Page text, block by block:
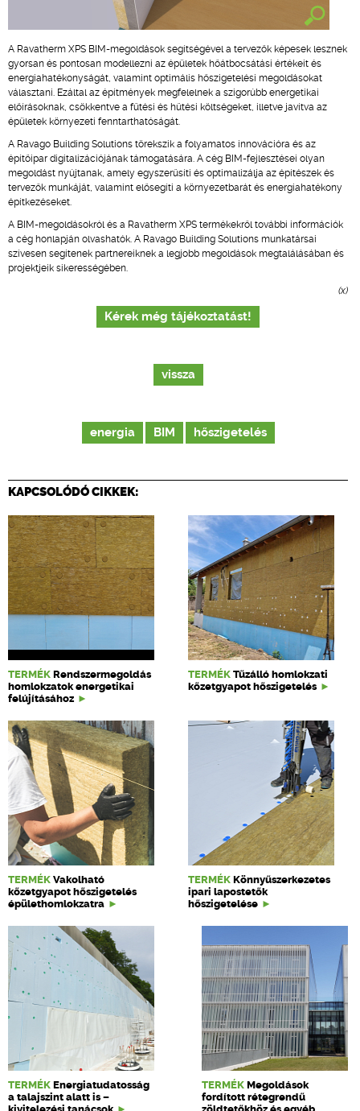
A Ravatherm XPS BIM-megoldások segítségével a tervezők képesek lesznek
gyorsan és pontosan modellezni az épületek hőátbocsátási értékeit és
energiahatékonyságát, valamint optimális hőszigetelési megoldásokat
választani. Ezáltal az építmények megfelelnek a szigorúbb energetikai
előírásoknak, csökkentve a fűtési és hűtési költségeket, illetve javítva az
épületek környezeti fenntarthatóságát.
A Ravago Building Solutions törekszik a folyamatos innovációra és az
építőipar digitalizációjának támogatására. A cég BIM-fejlesztései olyan
megoldást nyújtanak, amely egyszerűsíti és optimalizálja az építészek és
tervezők munkáját, valamint elősegíti a környezetbarát és energiahatékony
építkezéseket.
A BIM-megoldásokról és a Ravatherm XPS termékekről további információk
a cég honlapján olvashatók. A Ravago Building Solutions munkatársai
szívesen segítenek partnereiknek a legjobb megoldások megtalálásában és
projektjeik sikerességében.
(x)
Kérek még tájékoztatást!
vissza
energia BIM hőszigetelés
KAPCSOLÓDÓ CIKKEK:
TERMÉK Rendszermegoldás
homlokzatok energetikai
felújításához
TERMÉK Tűzálló homlokzati
kőzetgyapot hőszigetelés
TERMÉK Vakolható
kőzetgyapot hőszigetelés
épülethomlokzatra
TERMÉK Könnyűszerkezetes
ipari lapostetők
hőszigetelése
TERMÉK Energiatudatosság
a talajszint alatt is –
TERMÉK Megoldások
fordított rétegrendű